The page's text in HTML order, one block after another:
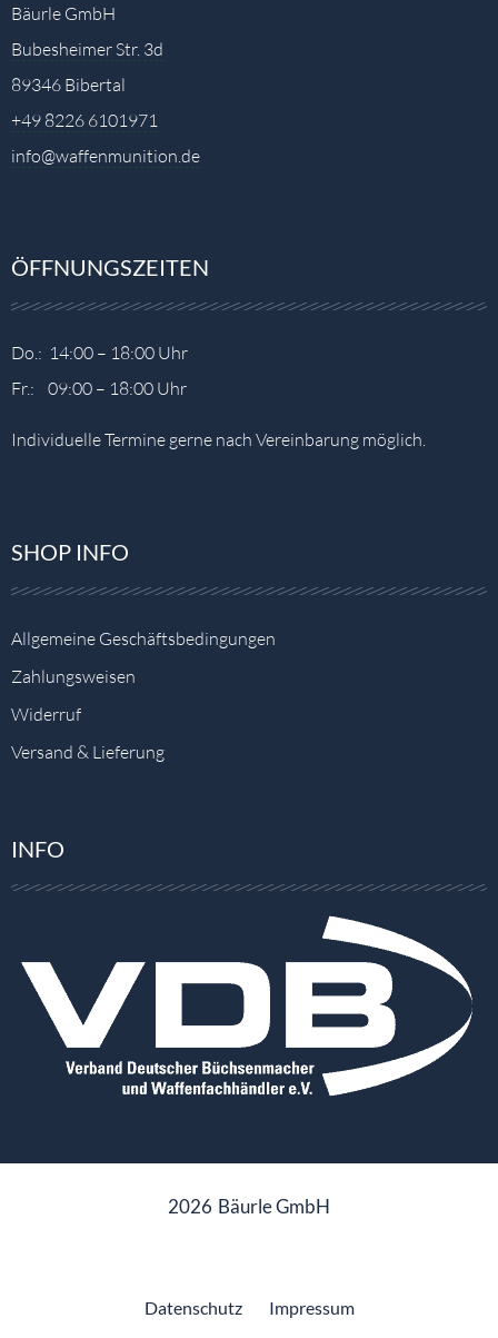
Bäurle GmbH
Bubesheimer Str. 3d
89346 Bibertal
+49 8226 6101971
info@waffenmunition.de
ÖFFNUNGSZEITEN
Do.: 14:00 – 18:00 Uhr
Fr.: 09:00 – 18:00 Uhr
Individuelle Termine gerne nach Vereinbarung möglich.
SHOP INFO
Allgemeine Geschäftsbedingungen
Zahlungsweisen
Widerruf
Versand & Lieferung
INFO
2026 Bäurle GmbH
Datenschutz Impressum